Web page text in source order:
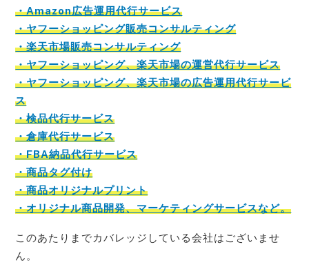
・Amazon広告運用代行サービス
・ヤフーショッピング販売コンサルティング
・楽天市場販売コンサルティング
・ヤフーショッピング、楽天市場の運営代行サービス
・ヤフーショッピング、楽天市場の広告運用代行サービ
ス
・検品代行サービス
・倉庫代行サービス
・FBA納品代行サービス
・商品タグ付け
・商品オリジナルプリント
・オリジナル商品開発、マーケティングサービスなど。
このあたりまでカバレッジしている会社はございませ
ん。